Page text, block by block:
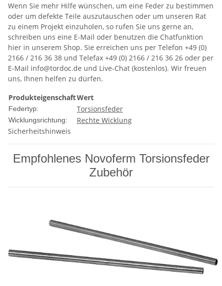
Wenn Sie mehr Hilfe wünschen, um eine Feder zu bestimmen
oder um defekte Teile auszutauschen oder um unseren Rat
zu einem Projekt einzuholen, so rufen Sie uns gerne an,
schreiben uns eine E-Mail oder benutzen die Chatfunktion
hier in unserem Shop. Sie erreichen uns per Telefon +49 (0)
2166 / 216 36 38 und Telefax +49 (0) 2166 / 216 36 26 oder per
E-Mail info@tordoc.de und Live-Chat (kostenlos). Wir freuen
uns, Ihnen helfen zu dürfen.
ProdukteigenschaftWert
Federtyp: Torsionsfeder
Wicklungsrichtung:
Rechte Wicklung
Sicherheitshinweis
Empfohlenes Novoferm Torsionsfeder
Zubehör